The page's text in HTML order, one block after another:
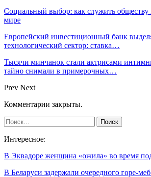
Социальный выбор: как служить обществу
мире
Европейский инвестиционный банк
технологический сектор: ставка…
Тысячи минчанок стали актрисами
тайно снимали в примерочных…
Prev Next
Комментарии закрыты.
Интересное:
В Эквадоре женщина «ожила» во время
В Беларуси задержали очередного горе-